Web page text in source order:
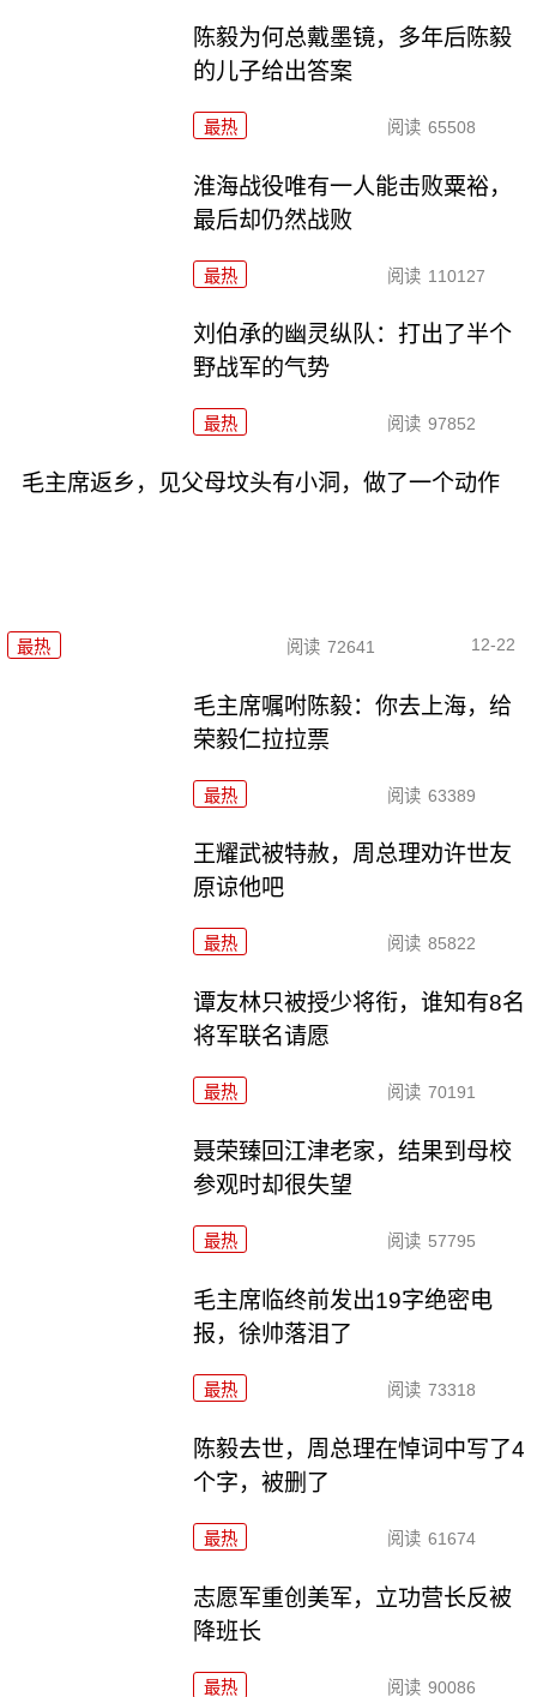
陈毅为何总戴墨镜，多年后陈毅
的儿子给出答案
最热 阅读 65508
淮海战役唯有一人能击败粟裕，
最后却仍然战败
最热 阅读 110127
刘伯承的幽灵纵队：打出了半个
野战军的气势
最热 阅读 97852
毛主席返乡，见父母坟头有小洞，做了一个动作
最热 阅读 72641 12-22
毛主席嘱咐陈毅：你去上海，给
荣毅仁拉拉票
最热 阅读 63389
王耀武被特赦，周总理劝许世友
原谅他吧
最热 阅读 85822
谭友林只被授少将衔，谁知有8名
将军联名请愿
最热 阅读 70191
聂荣臻回江津老家，结果到母校
参观时却很失望
最热 阅读 57795
毛主席临终前发出19字绝密电
报，徐帅落泪了
最热 阅读 73318
陈毅去世，周总理在悼词中写了4
个字，被删了
最热 阅读 61674
志愿军重创美军，立功营长反被
降班长
最热 阅读 90086